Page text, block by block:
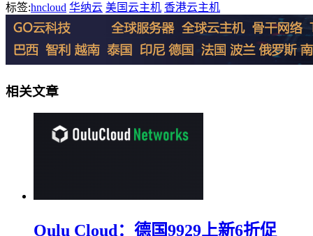
标签:hncloud 华纳云 美国云主机 香港云主机
相关文章
Oulu Cloud：德国9929上新6折促